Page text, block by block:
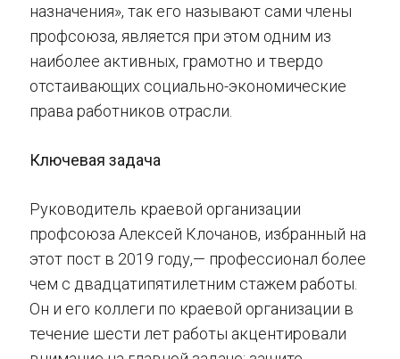
назначения», так его называют сами члены
профсоюза, является при этом одним из
наиболее активных, грамотно и твердо
отстаивающих социально-экономические
права работников отрасли.
Ключевая задача
Руководитель краевой организации
профсоюза Алексей Клочанов, избранный на
этот пост в 2019 году,— профессионал более
чем с двадцатипятилетним стажем работы.
Он и его коллеги по краевой организации в
течение шести лет работы акцентировали